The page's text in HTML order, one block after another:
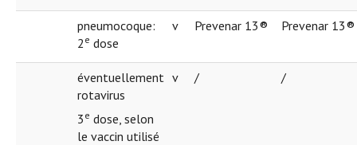
pneumocoque:
2 e dose
v Prevenar 13® Prevenar 13®
éventuellement
rotavirus
3 e dose, selon
le vaccin utilisé
v / /